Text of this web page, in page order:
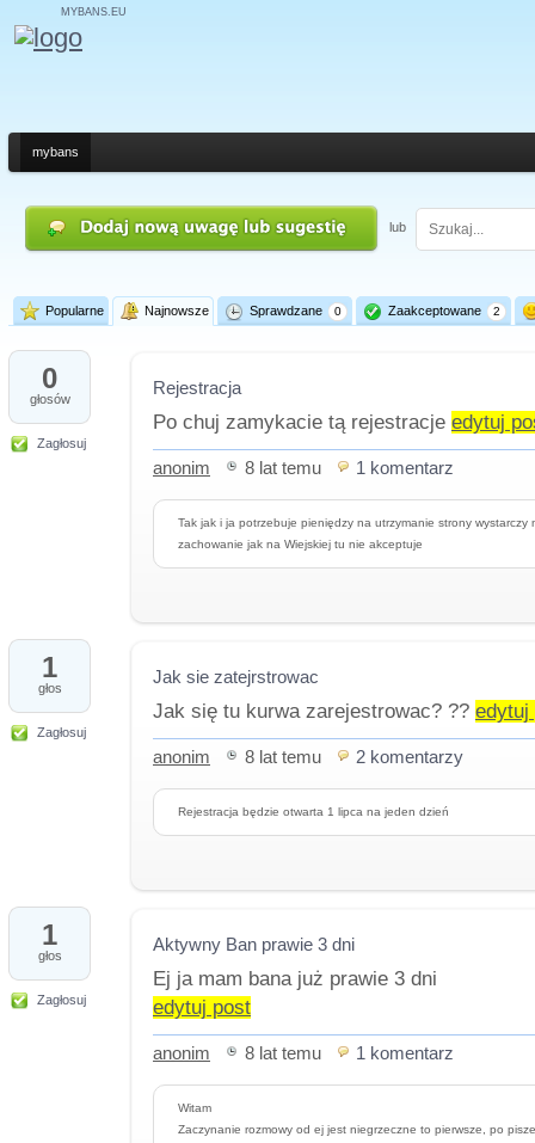
MYBANS.EU
mybans
lub
Popularne Najnowsze Sprawdzane 0 Zaakceptowane 2
0
głosów
Zagłosuj
Rejestracja
Po chuj zamykacie tą rejestracje edytuj
anonim 8 lat temu 1 komentarz
Tak jak i ja potrzebuje pieniędzy na utrzymanie strony
zachowanie jak na Wiejskiej tu nie akceptuje
1
głos
Zagłosuj
Jak sie zatejrstrowac
Jak się tu kurwa zarejestrowac? ?? edytuj
anonim 8 lat temu 2 komentarzy
Rejestracja będzie otwarta 1 lipca na jeden dzień
1
głos
Zagłosuj
Aktywny Ban prawie 3 dni
Ej ja mam bana już prawie 3 dni
edytuj post
anonim 8 lat temu 1 komentarz
Witam
Zaczynanie rozmowy od ej jest niegrzeczne to pierwsze, po